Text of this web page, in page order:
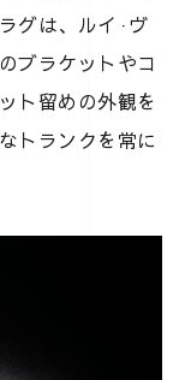
グは、ルイ·ヴ
ブラケットやコ
ト留めの外観を
トランクを常に